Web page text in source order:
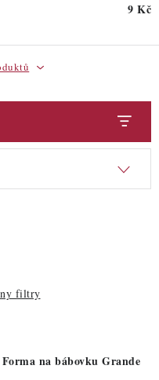
9 Kč
filtry
Forma na bábovku Grande